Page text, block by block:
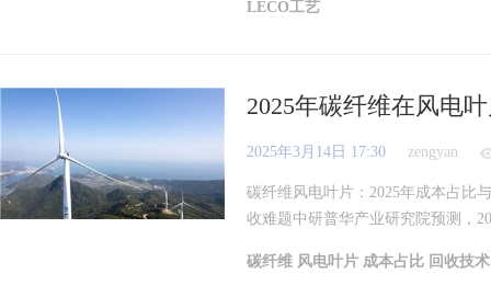
LECO工艺
2025年碳纤维在风电
2025年3月14日 17:30 zengyan
碳纤维风电叶片：2025年成本占比
收难题中研普华产业研究院预测，
碳纤维 风电叶片 成本占比 回收技